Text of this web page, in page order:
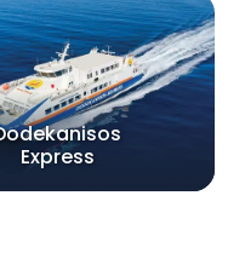
Express